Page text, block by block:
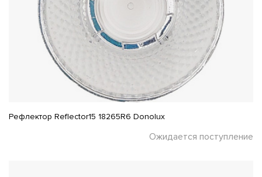
Рефлектор Reflector15 18265R6 Donolux
Ожидается поступление